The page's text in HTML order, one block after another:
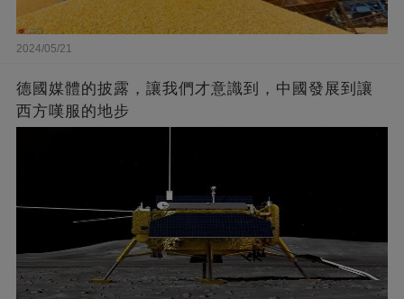
2024/05/21
德國媒體的披露，讓我們才意識到，中國發展到讓
西方嘆服的地步